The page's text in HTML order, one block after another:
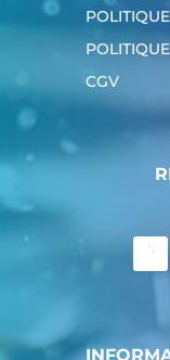
CGV